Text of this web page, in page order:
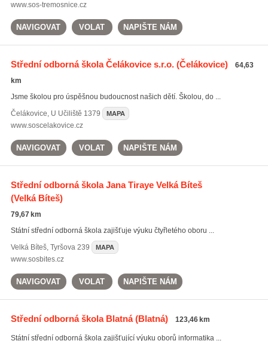
www.sos-tremosnice.cz
NAVIGOVAT VOLAT NAPIŠTE NÁM
Střední odborná škola Čelákovice s.r.o.(Čelákovice)
64,63
km
Jsme školou pro úspěšnou budoucnost našich dětí. Školou, do ...
Čelákovice, U Učiliště 1379 MAPA
www.soscelakovice.cz
NAVIGOVAT VOLAT NAPIŠTE NÁM
Střední odborná škola Jana Tiraye Velká Bíteš
(Velká Bíteš)
79,67 km
Státní střední odborná škola zajišťuje výuku čtyřletého oboru ...
Velká Bíteš, Tyršova 239 MAPA
www.sosbites.cz
NAVIGOVAT VOLAT NAPIŠTE NÁM
Střední odborná škola Blatná(Blatná) 123,46 km
Státní střední odborná škola zajišťující výuku oborů informatika ...